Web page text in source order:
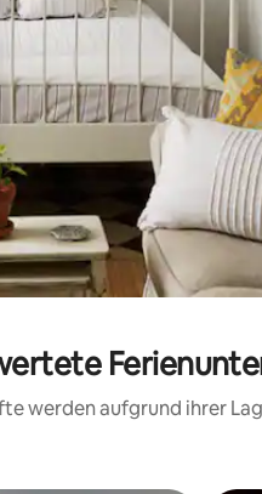
werden aufgrund ihrer